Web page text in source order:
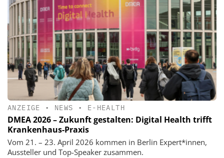
ANZEIGE • NEWS • E-HEALTH
DMEA 2026 – Zukunft gestalten: Digital Health trifft
Krankenhaus-Praxis
Vom 21. – 23. April 2026 kommen in Berlin Expert*innen,
Aussteller und Top-Speaker zusammen.